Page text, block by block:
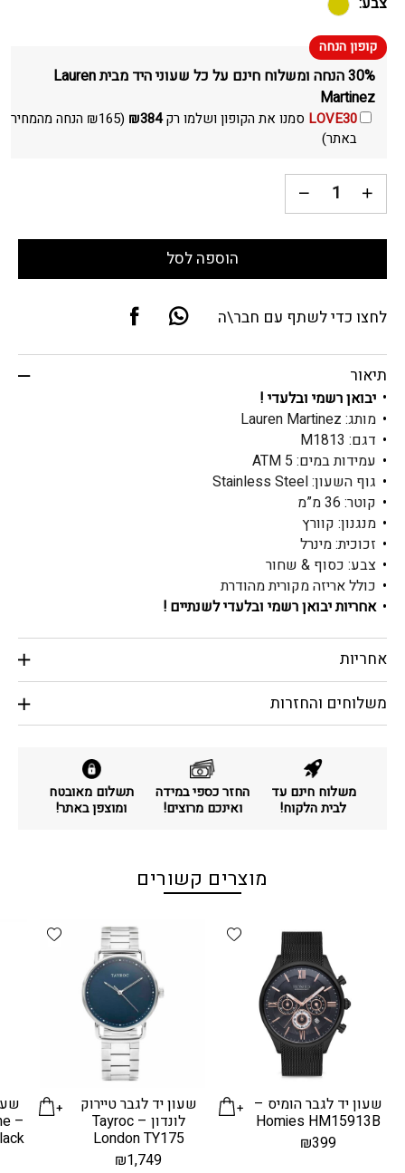
30% הנחה ומשלוח חינם על כל שעוני היד מבית Lauren
Martinez
LOVE30 סמנו את הקופון ושלמו רק ₪384
(
₪165
הנחה מהמחיר
באתר)
הוספה לסל
לחצו כדי לשתף עם חבר\ה
תיאור
יבואן רשמי ובלעדי !
מותג: Lauren Martinez
דגם: M1813
עמידות במים: ATM 5
גוף השעון: Stainless Steel
קוטר: 36 מ”מ
מנגנון: קוורץ
זכוכית: מינרל
צבע: כסוף & שחור
כולל אריזה מקורית מהודרת
אחריות יבואן רשמי ובלעדי לשנתיים !
אחריות
משלוחים והחזרות
משלוח חינם עד
לבית הלקוח!
החזר כספי במידה
ואינכם מרוצים!
תשלום מאובטח
ומוצפן באתר!
מוצרים קשורים
Add wishlist
שעון יד לגבר הומיס –
Homies HM15913B
₪399
wishlist
שעון יד לגבר טיירוק
לונדון – Tayroc
London TY175
₪1,749